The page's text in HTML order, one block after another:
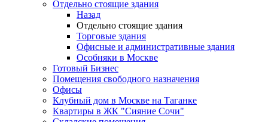
Отдельно стоящие здания
Назад
Отдельно стоящие здания
Торговые здания
Офисные и административные здания
Особняки в Москве
Готовый Бизнес
Помещения свободного назначения
Офисы
Клубный дом в Москве на Таганке
Квартиры в ЖК "Сияние Сочи"